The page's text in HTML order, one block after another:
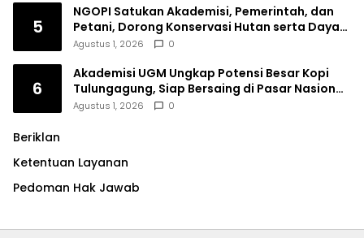
5
NGOPI Satukan Akademisi, Pemerintah, dan
Petani, Dorong Konservasi Hutan serta Daya
Saing Kopi Tulungagung
Agustus 1, 2026 0
6
Akademisi UGM Ungkap Potensi Besar Kopi
Tulungagung, Siap Bersaing di Pasar Nasional
hingga Dunia
Agustus 1, 2026 0
Beriklan
Ketentuan Layanan
Pedoman Hak Jawab